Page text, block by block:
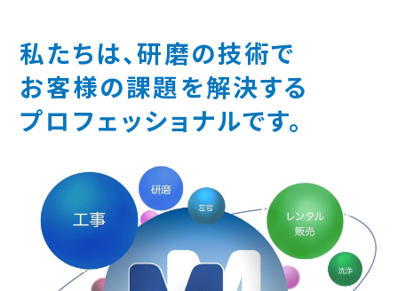
私たちは、研磨の技術で
お客様の課題を解決する
プロフェッショナルです。